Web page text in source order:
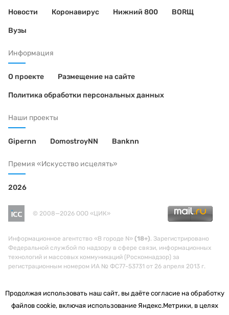
Новости Коронавирус Нижний 800 BORЩ
Вузы
Информация
О проекте Размещение на сайте
Политика обработки персональных данных
Наши проекты
Gipernn DomostroyNN Banknn
Премия «Искусство исцелять»
2026
© 2008—2026 ООО «ЦИК»
Информационное агентство «В городе N» (18+). Зарегистрировано
Федеральной службой по надзору в сфере связи, информационных
технологий и массовых коммуникаций (Роскомнадзор) за
регистрационным номером ИА № ФС77-53731 от 26 апреля 2013 г.
Продолжая использовать наш сайт, вы даёте согласие на обработку
файлов cookie, включая использование Яндекс.Метрики, в целях